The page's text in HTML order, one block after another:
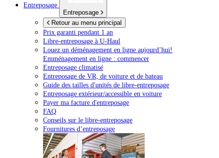
Entreposage
Entreposage
Retour au menu principal
Prix garanti pendant 1 an
Libre-entreposage à U-Haul
Louez un déménagement en ligne aujourd’hui!
Emménagement en ligne : commencer
Entreposage climatisé
Entreposage de VR, de voiture et de bateau
Guide des tailles d'unités de libre-entreposage
Entreposage extérieur/accessible en voiture
Payer ma facture d'entreposage
FAQ
Conseils sur le libre-entreposage
Fournitures d’entreposage